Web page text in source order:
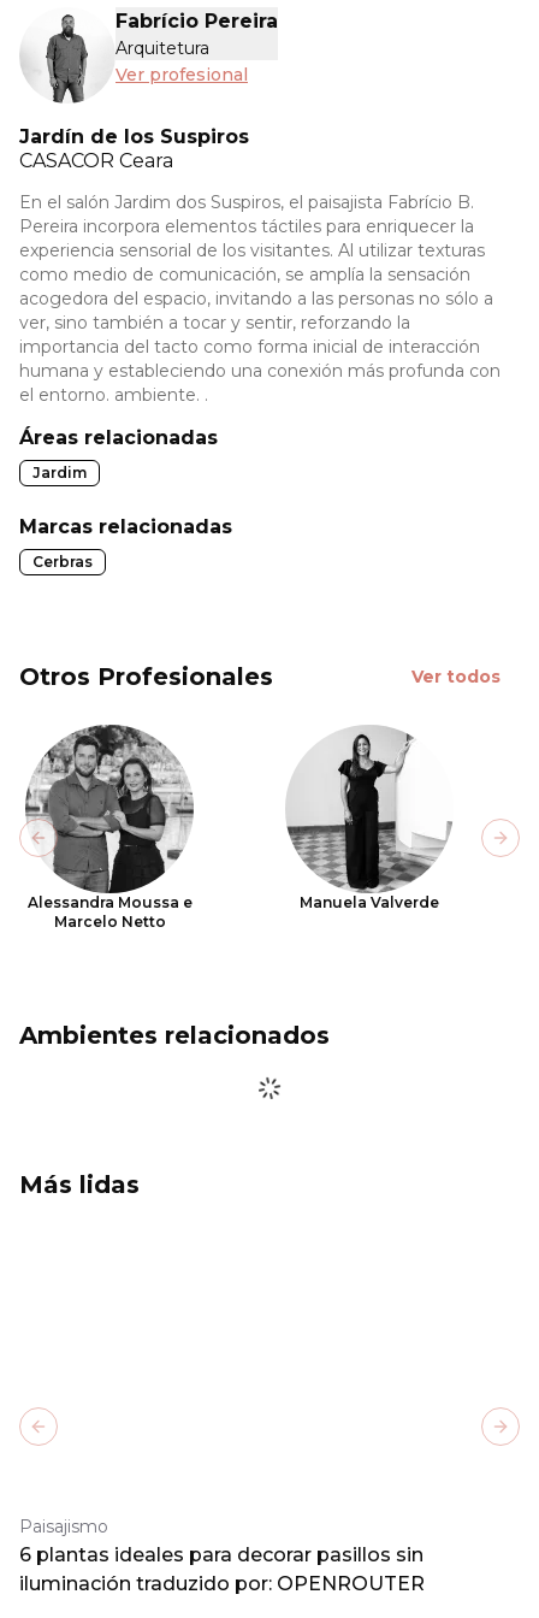
Fabrício Pereira
Arquitetura
Ver profesional
Jardín de los Suspiros
CASACOR Ceara
En el salón Jardim dos Suspiros, el paisajista Fabrício B.
Pereira incorpora elementos táctiles para enriquecer la
experiencia sensorial de los visitantes. Al utilizar texturas
como medio de comunicación, se amplía la sensación
acogedora del espacio, invitando a las personas no sólo a
ver, sino también a tocar y sentir, reforzando la
importancia del tacto como forma inicial de interacción
humana y estableciendo una conexión más profunda con
el entorno. ambiente. .
Áreas relacionadas
Jardim
Marcas relacionadas
Cerbras
Otros Profesionales Ver todos
Alessandra Moussa e
Marcelo Netto
Manuela Valverde
Previous slide
Ambientes relacionados
Más lidas
Paisajismo
6 plantas ideales para decorar pasillos sin
iluminación traduzido por: OPENROUTER
Previous slide